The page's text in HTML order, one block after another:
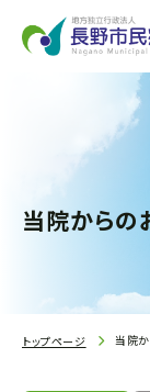
当院からの
トップページ 当院